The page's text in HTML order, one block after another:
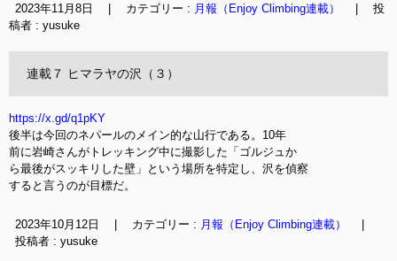
2023年11月8日 カテゴリー : 月報（Enjoy Climbing連載）
投
稿者 : yusuke
連載７ ヒマラヤの沢（３）
https://x.gd/q1pKY
後半は今回のネパールのメイン的な山行である。10年
前に岩崎さんがトレッキング中に撮影した「ゴルジュか
ら最後がスッキリした壁」という場所を特定し、沢を偵察
すると言うのが目標だ。
2023年10月12日 カテゴリー : 月報（Enjoy Climbing連載）
投稿者 : yusuke